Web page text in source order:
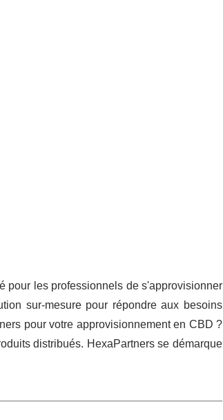
pour les professionnels de s'approvisionner
sur-mesure pour répondre aux besoins
pour votre approvisionnement en CBD ?
distribués. HexaPartners se démarque